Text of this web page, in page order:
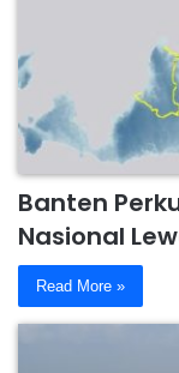
Banten
Nasional
Read More »